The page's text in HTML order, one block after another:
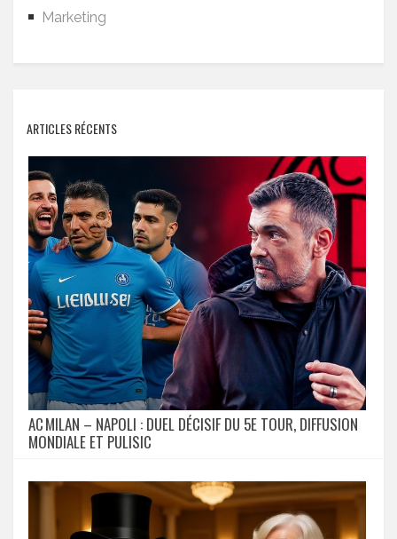
Marketing
ARTICLES RÉCENTS
AC MILAN – NAPOLI : DUEL DÉCISIF DU 5E TOUR, DIFFUSION
MONDIALE ET PULISIC